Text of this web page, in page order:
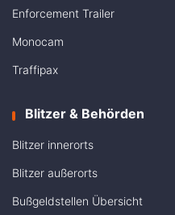
Enforcement Trailer
Monocam
Traffipax
Blitzer & Behörden
Blitzer innerorts
Blitzer außerorts
Bußgeldstellen Übersicht